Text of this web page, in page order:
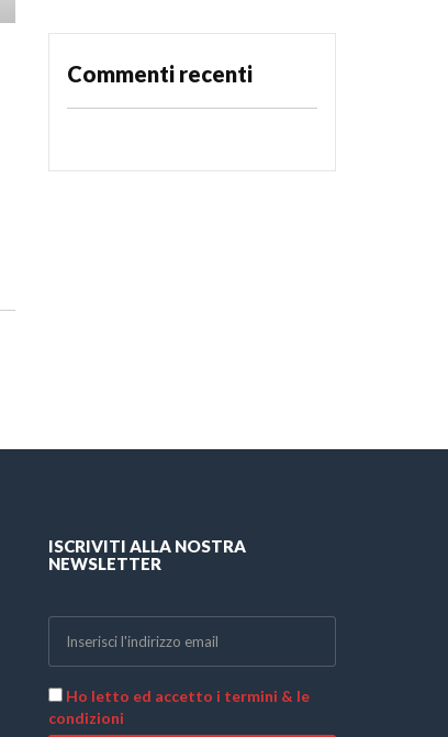
Commenti recenti
ISCRIVITI ALLA NOSTRA
NEWSLETTER
Ho letto ed accetto i termini & le
condizioni